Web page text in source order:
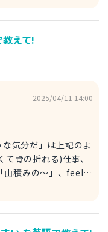
お弁当を詰めた。
母親
えて!
2025/04/11 14:00
な気分だ」は上記のよ
積みの～」、feel
、参る、閉口する」